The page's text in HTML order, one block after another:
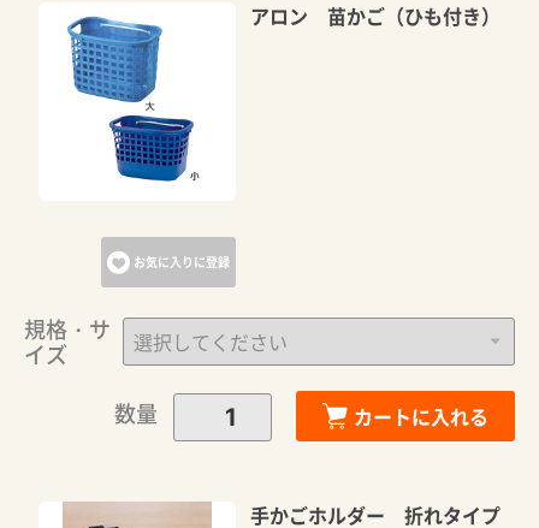
お気に入りに登録
アロン 苗かご（ひも付き）
規格・サ
イズ
数量
カートに入れる
手かごホルダー 折れタイプ